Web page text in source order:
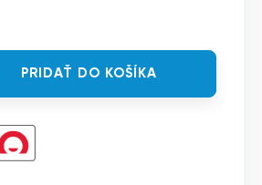
PRIDAŤ DO KOŠÍKA